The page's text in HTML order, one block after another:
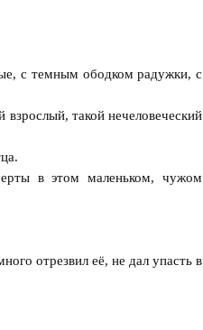
с темным ободком радужки, с
такой нечеловеческий
в этом маленьком, чужом
отрезвил её, не дал упасть в